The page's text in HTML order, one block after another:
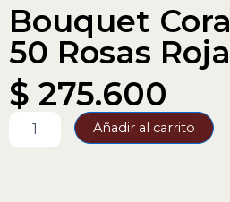
Bouquet
50 Rosas
$ 275.600
Corazón
Añadir al carrito